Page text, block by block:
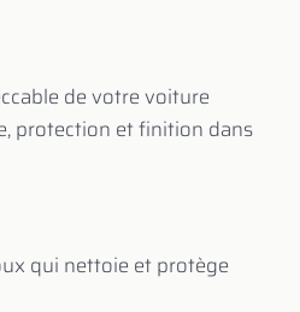
de votre voiture
protection et finition dans
qui nettoie et protège